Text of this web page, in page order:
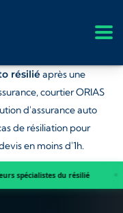
résiliéaprès une
courtier ORIAS
d'assurance auto
de résiliation pour
en moins d'1h.
du résilié Non-paiement